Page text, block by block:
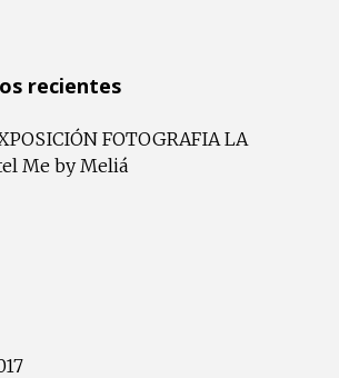
recientes
FOTOGRAFIA LA
Me by Meliá